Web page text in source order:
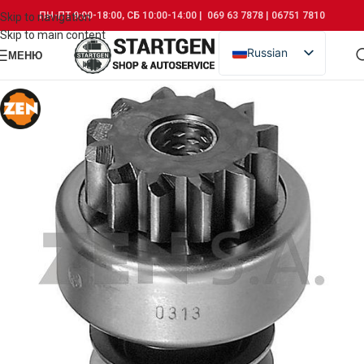
Skip to navigation
Skip to main content
ПН-ПТ 9:00-18:00, СБ 10:00-14:00 | 069 63 7878 | 06751 7810
МЕНЮ
Russian
Romanian